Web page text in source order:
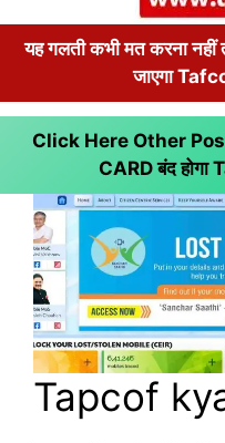
यह गलती कभी मत करना
जाएगा
Click Here Other
CARD बंद होगा
Tapcof